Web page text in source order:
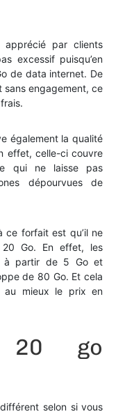
apprécié par clients
excessif puisqu’en
de data internet. De
sans engagement, ce
également la qualité
effet, celle-ci couvre
qui ne laisse pas
dépourvues de
ce forfait est qu’il ne
Go. En effet, les
à partir de 5 Go et
de 80 Go. Et cela
au mieux le prix en
20 go
selon si vous